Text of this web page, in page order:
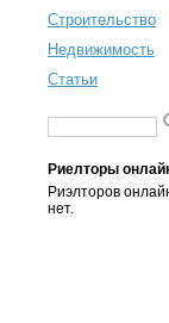
Строительство
Недвижимость
Статьи
Риелторы
Риэлторов
нет.